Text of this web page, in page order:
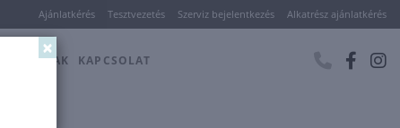
Ajánlatkérés Tesztvezetés Szerviz bejelentkezés Alkatrész ajánlatkérés
ÁRAK KAPCSOLAT
×